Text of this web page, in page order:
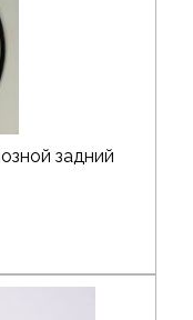
задний